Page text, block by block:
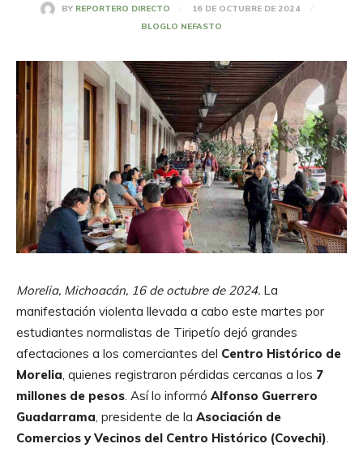
BY REPORTERO DIRECTO
16 DE OCTUBRE DE 2024
BLOGLO NEFASTO
Morelia, Michoacán, 16 de octubre de 2024. La
manifestación violenta llevada a cabo este martes por
estudiantes normalistas de Tiripetío dejó grandes
afectaciones a los comerciantes del Centro Histórico de
Morelia, quienes registraron pérdidas cercanas a los 7
millones de pesos. Así lo informó Alfonso Guerrero
Guadarrama, presidente de la Asociación de
Comercios y Vecinos del Centro Histórico (Covechi).